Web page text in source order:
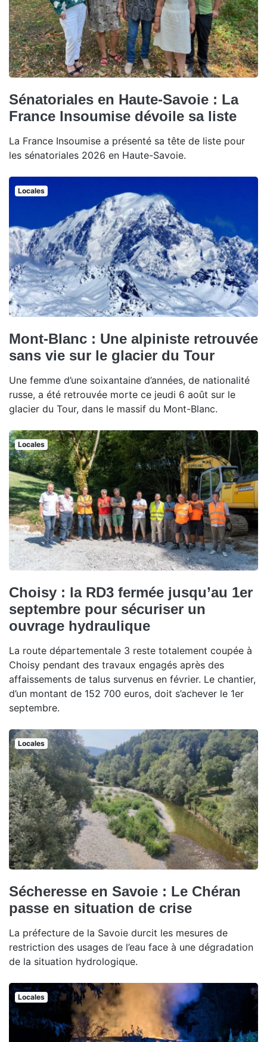
Sénatoriales en Haute-Savoie : La
France Insoumise dévoile sa liste
La France Insoumise a présenté sa tête de liste pour
les sénatoriales 2026 en Haute-Savoie.
Locales
Mont-Blanc : Une alpiniste retrouvée
sans vie sur le glacier du Tour
Une femme d’une soixantaine d’années, de nationalité
russe, a été retrouvée morte ce jeudi 6 août sur le
glacier du Tour, dans le massif du Mont-Blanc.
Locales
Choisy : la RD3 fermée jusqu’au 1er
septembre pour sécuriser un
ouvrage hydraulique
La route départementale 3 reste totalement coupée à
Choisy pendant des travaux engagés après des
affaissements de talus survenus en février. Le chantier,
d’un montant de 152 700 euros, doit s’achever le 1er
septembre.
Locales
Sécheresse en Savoie : Le Chéran
passe en situation de crise
La préfecture de la Savoie durcit les mesures de
restriction des usages de l’eau face à une dégradation
de la situation hydrologique.
Locales